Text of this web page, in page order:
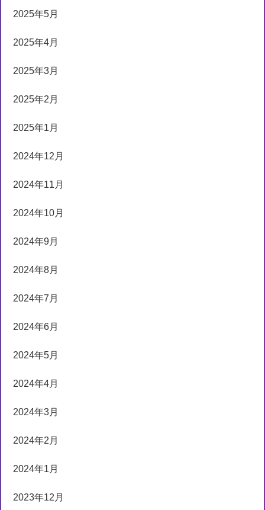
2025年5月
2025年4月
2025年3月
2025年2月
2025年1月
2024年12月
2024年11月
2024年10月
2024年9月
2024年8月
2024年7月
2024年6月
2024年5月
2024年4月
2024年3月
2024年2月
2024年1月
2023年12月